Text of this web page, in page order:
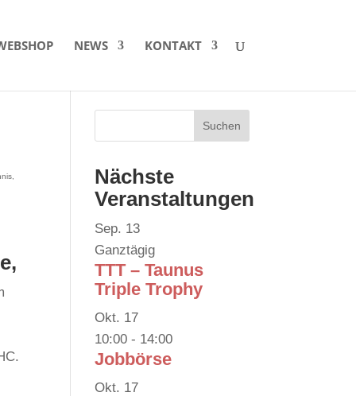
NEWS KONTAKT
Nächste
Veranstaltungen
Sep. 13
Ganztägig
TTT – Taunus
Triple Trophy
Okt. 17
10:00 - 14:00
Jobbörse
Okt. 17